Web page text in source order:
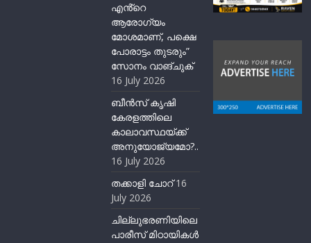
എൻ്റെ
ആരോഗ്യം
മോശമാണ്, പക്ഷെ
പോരാട്ടം തുടരും”
സോനം വാങ്ചുക്
16 July 2026
ബീന്‍സ് കൃഷി
കേരളത്തിലെ
കാലാവസ്ഥയ്ക്ക്
അനുയോജ്യമോ?..
16 July 2026
തക്കാളി ചോറ് 16
July 2026
ചില്ലുഭരണിയിലെ
പാരീസ് മിഠായികള്‍